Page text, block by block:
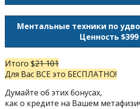
Ментальные техники по
Ценность $399
Итого $21 101
Для Вас ВСЕ это БЕСПЛАТНО!
Думайте об этих бонусах,
как о кредите на Вашем